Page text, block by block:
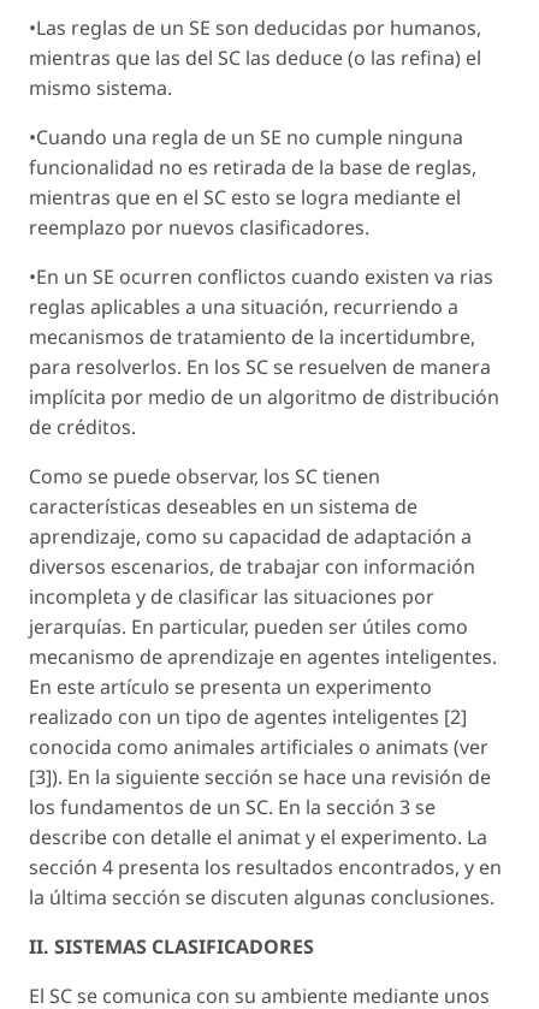
•Las reglas de un SE son deducidas por humanos,
mientras que las del SC las deduce (o las refina) el
mismo sistema.
•Cuando una regla de un SE no cumple ninguna
funcionalidad no es retirada de la base de reglas,
mientras que en el SC esto se logra mediante el
reemplazo por nuevos clasificadores.
•En un SE ocurren conflictos cuando existen va rias
reglas aplicables a una situación, recurriendo a
mecanismos de tratamiento de la incertidumbre,
para resolverlos. En los SC se resuelven de manera
implícita por medio de un algoritmo de distribución
de créditos.
Como se puede observar, los SC tienen
características deseables en un sistema de
aprendizaje, como su capacidad de adaptación a
diversos escenarios, de trabajar con información
incompleta y de clasificar las situaciones por
jerarquías. En particular, pueden ser útiles como
mecanismo de aprendizaje en agentes inteligentes.
En este artículo se presenta un experimento
realizado con un tipo de agentes inteligentes [2]
conocida como animales artificiales o animats (ver
[3]). En la siguiente sección se hace una revisión de
los fundamentos de un SC. En la sección 3 se
describe con detalle el animat y el experimento. La
sección 4 presenta los resultados encontrados, y en
la última sección se discuten algunas conclusiones.
II. SISTEMAS CLASIFICADORES
El SC se comunica con su ambiente mediante unos